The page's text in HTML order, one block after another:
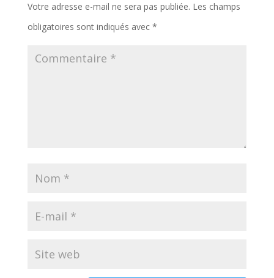
Votre adresse e-mail ne sera pas publiée. Les champs
obligatoires sont indiqués avec *